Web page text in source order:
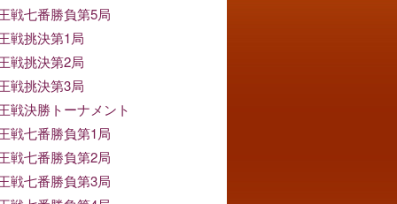
戦七番勝負第5局
戦挑決第1局
戦挑決第2局
戦挑決第3局
戦決勝トーナメント
戦七番勝負第1局
戦七番勝負第2局
戦七番勝負第3局